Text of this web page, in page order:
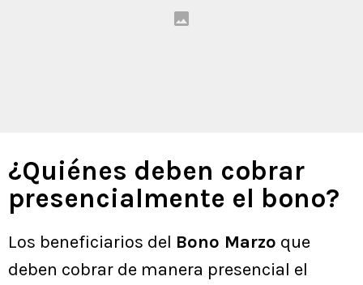
¿Quiénes deben cobrar
presencialmente el bono?
Los beneficiarios del Bono Marzo que
deben cobrar de manera presencial el